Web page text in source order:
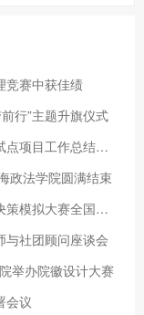
竞赛中获佳绩
行”主题升旗仪式
西华大学召开四川省教育体制机制改革试点项目工作总结和推进会
政法学院圆满结束
江汉大学代表队获2018“创新创业”管理决策模拟大赛全国总决赛一
与社团顾问座谈会
举办院徽设计大赛
会议